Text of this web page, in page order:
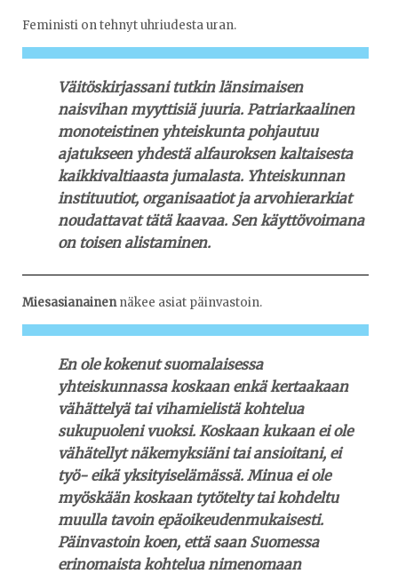
Feministi on tehnyt uhriudesta uran.
Väitöskirjassani tutkin länsimaisen
naisvihan myyttisiä juuria. Patriarkaalinen
monoteistinen yhteiskunta pohjautuu
ajatukseen yhdestä alfauroksen kaltaisesta
kaikkivaltiaasta jumalasta. Yhteiskunnan
instituutiot, organisaa­tiot ja arvohierarkiat
noudattavat tätä kaavaa. Sen käyttövoimana
on toisen alistaminen.
Miesasianainennäkee asiat päinvastoin.
En ole kokenut suomalaisessa
yhteiskunnassa koskaan enkä kertaakaan
vähättelyä tai vihamielistä kohtelua
sukupuoleni vuoksi. Koskaan kukaan ei ole
vähätellyt näkemyksiäni tai ­ansioitani, ei
työ- eikä yksityis­elämässä. Minua ei ole
myöskään koskaan tytötelty tai kohdeltu
muulla tavoin epäoikeudenmukaisesti.
Päinvastoin koen, että saan Suomessa
erinomaista kohtelua nimenomaan